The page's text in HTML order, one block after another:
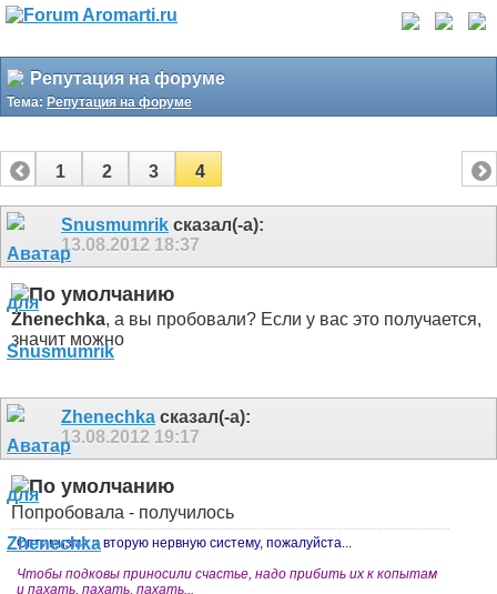
Репутация на форуме
Тема: Репутация на форуме
1 2 3 4
Snusmumrik сказал(-а):
13.08.2012 18:37
Zhenechka, а вы пробовали? Если у вас это получается,
значит можно
Zhenechka сказал(-а):
13.08.2012 19:17
Попробовала - получилось
Оптимизма и вторую нервную систему, пожалуйста...
Чтобы подковы приносили счастье, надо прибить их к копытам
и пахать, пахать, пахать...